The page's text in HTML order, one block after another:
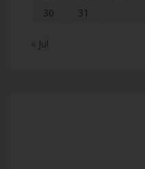
30
31
« Jul